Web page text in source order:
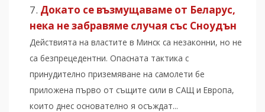
Докато се възмущаваме от Беларус,
нека не забравяме случая със Сноудън
Действията на властите в Минск са незаконни, но не
са безпрецедентни. Опасната тактика с
принудително приземяване на самолети бе
приложена първо от същите сили в САЩ и Европа,
които днес основателно я осъждат...